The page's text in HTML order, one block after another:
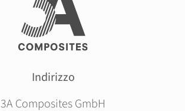
Indirizzo
3A Composites GmbH